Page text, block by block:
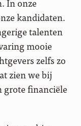
kandidaten.
talenten
mooie
zelfs zo
zien we bij
grote financiële